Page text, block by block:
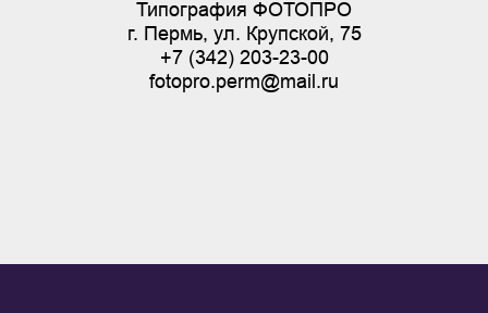
Типография ФОТОПРО
г. Пермь, ул. Крупской, 75
+7 (342) 203-23-00
fotopro.perm@mail.ru